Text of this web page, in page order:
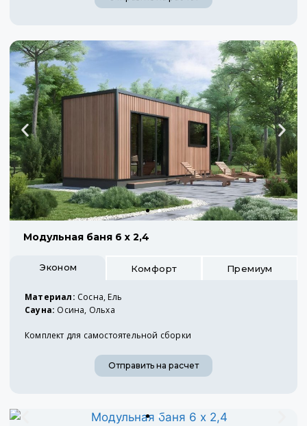
Модульная баня 6 х 2,4
Эконом Комфорт Премиум
Материал: Сосна, Ель
Сауна: Осина, Ольха
Комплект для самостоятельной сборки
Отправить на расчет